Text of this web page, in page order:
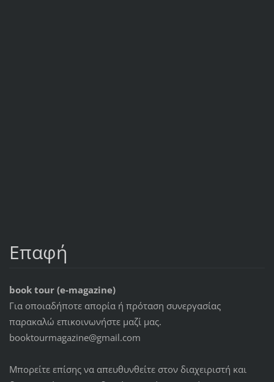
Επαφή
book tour (e-magazine)
Για οποιαδήποτε απορία ή πρόταση συνεργασίας
παρακαλώ επικοινωνήστε μαζί μας.
booktourmagazine@gmail.com
Μπορείτε επίσης να απευθυνθείτε στον διαχειριστή και